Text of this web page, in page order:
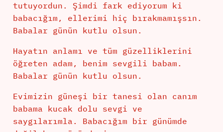
tutuyordun. Şimdi fark ediyorum ki
babacığım, ellerimi hiç bırakmamışsın.
Babalar günün kutlu olsun.
Hayatın anlamı ve tüm güzelliklerini
öğreten adam, benim sevgili babam.
Babalar günün kutlu olsun.
Evimizin güneşi bir tanesi olan canım
babama kucak dolu sevgi ve
saygılarımla. Babacığım bir günümde